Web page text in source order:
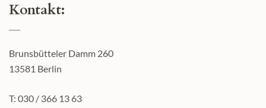
Kontakt:
Brunsbütteler Damm 260
13581 Berlin
T: 030 / 366 13 63